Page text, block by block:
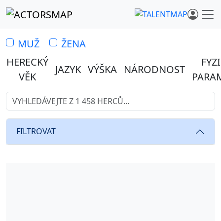
MUŽ
ŽENA
HERECKÝ
VĚK
JAZYK VÝŠKA NÁRODNOST
FILTROVAT